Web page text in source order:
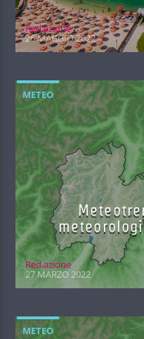
Red.azione
26 MAGGIO 2022
METEO
Red.azione
27 MARZO 2022
METEO